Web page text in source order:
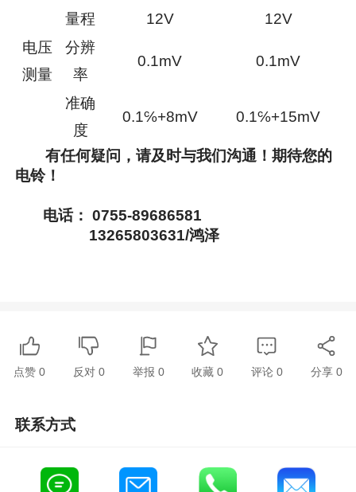
电压
测量
量程 12V
12V
分辨
率
0.1mV 0.1mV
准确
度
0.1℅+8mV 0.1℅+15mV
有任何疑问，请及时与我们沟通！期待您的
电铃！
电话： 0755-89686581
13265803631/鸿泽
点赞0 反对 0 举报 0 收藏 0 评论 0 分享 0
联系方式